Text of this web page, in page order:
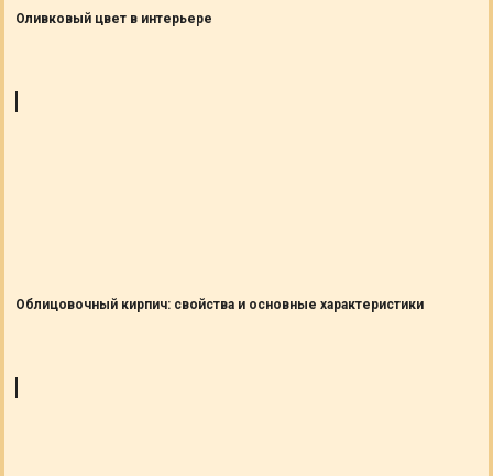
Оливковый цвет в интерьере
Облицовочный кирпич: свойства и основные характеристики